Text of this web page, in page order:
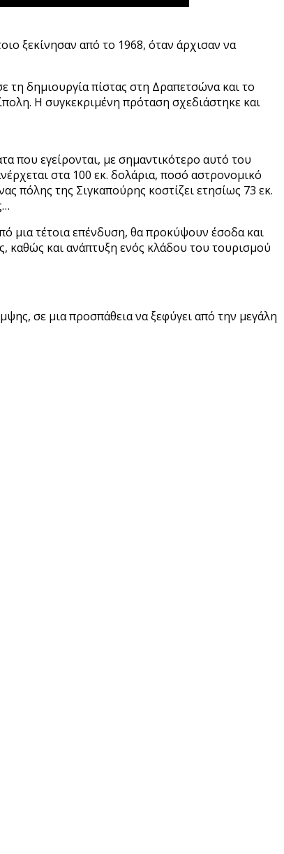
ξεκίνησαν από το 1968, όταν άρχισαν να
τη δημιουργία πίστας στη Δραπετσώνα και το
Η συγκεκριμένη πρόταση σχεδιάστηκε και
που εγείρονται, με σημαντικότερο αυτό του
στα 100 εκ. δολάρια, ποσό αστρονομικό
πόλης της Σιγκαπούρης κοστίζει ετησίως 73 εκ.
μια τέτοια επένδυση, θα προκύψουν έσοδα και
καθώς και ανάπτυξη ενός κλάδου του τουρισμού
σε μια προσπάθεια να ξεφύγει από την μεγάλη